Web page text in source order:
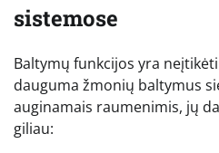
sistemose
Baltymų funkcijos yra
dauguma žmonių baltymus
auginamais raumenimis, jų
giliau: